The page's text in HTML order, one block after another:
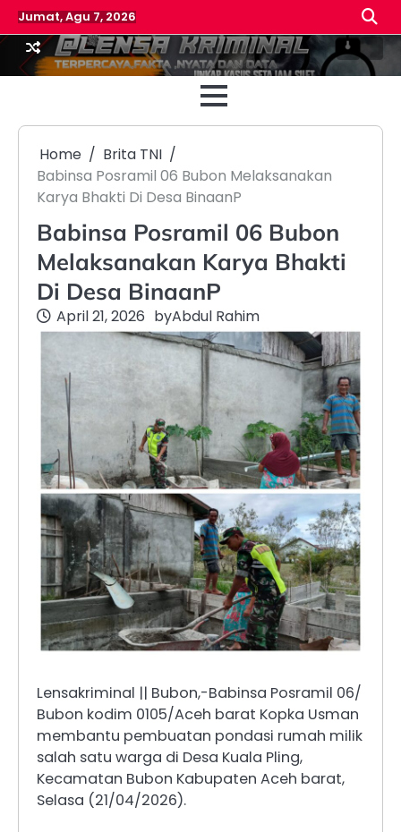
Skip
to
content
Jumat, Agu 7, 2026
Beranda
Home
Brita TNI
Babinsa Posramil 06 Bubon Melaksanakan
Karya Bhakti Di Desa BinaanP
Babinsa Posramil 06 Bubon
Melaksanakan Karya Bhakti
Di Desa BinaanP
April 21, 2026 byAbdul Rahim
Lensakriminal || Bubon,-Babinsa Posramil 06/
Bubon kodim 0105/Aceh barat Kopka Usman
membantu pembuatan pondasi rumah milik
salah satu warga di Desa Kuala Pling,
Kecamatan Bubon Kabupaten Aceh barat,
Selasa (21/04/2026).